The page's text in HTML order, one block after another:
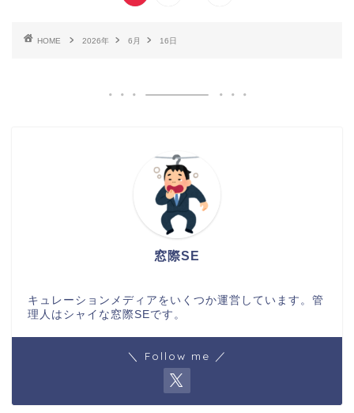
HOME 2026年 6月 16日
窓際SE
キュレーションメディアをいくつか運営しています。管
理人はシャイな窓際SEです。
＼ Follow me ／